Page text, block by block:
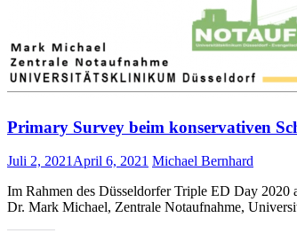
Primary Survey beim konservativen
Juli 2, 2021 April 6, 2021 Michael Bernhard
Im Rahmen des Düsseldorfer Triple ED Day
Dr. Mark Michael, Zentrale Notaufnahme,